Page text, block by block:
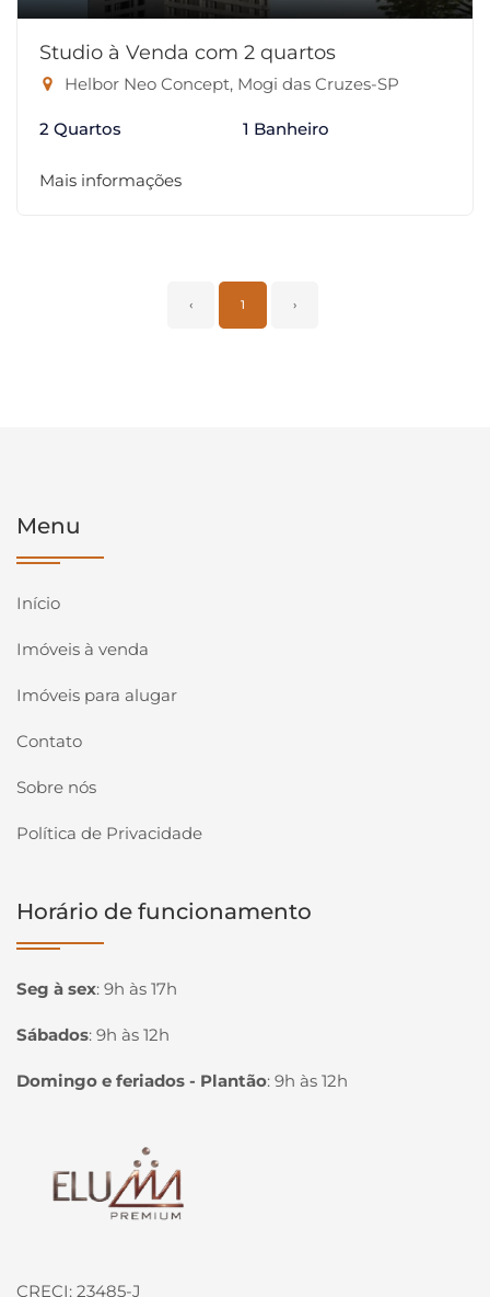
Studio à Venda com 2 quartos
Helbor Neo Concept, Mogi das Cruzes-SP
2 Quartos 1 Banheiro
Mais informações
‹ 1 ›
Menu
Início
Imóveis à venda
Imóveis para alugar
Contato
Sobre nós
Política de Privacidade
Horário de funcionamento
Seg à sex: 9h às 17h
Sábados: 9h às 12h
Domingo e feriados - Plantão: 9h às 12h
Página inicial
CRECI: 23485-J